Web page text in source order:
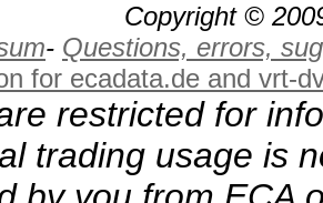
Copyright ©
- Questions, errors,
for ecadata.de and vrt-
restricted for
trading usage is